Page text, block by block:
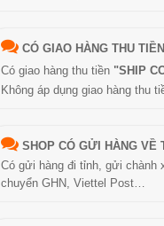
CÓ GIAO HÀNG THU
Có giao hàng thu tiền "SHIP
Không áp dụng giao hàng thu
SHOP CÓ GỬI HÀNG VỀ
Có gửi hàng đi tỉnh, gửi chành
chuyển GHN, Viettel Post…